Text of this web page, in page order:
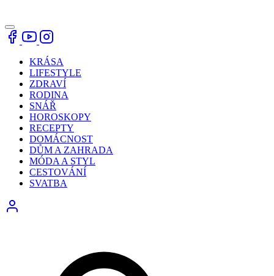
KRÁSA
LIFESTYLE
ZDRAVÍ
RODINA
SNÁŘ
HOROSKOPY
RECEPTY
DOMÁCNOST
DŮM A ZAHRADA
MÓDA A STYL
CESTOVÁNÍ
SVATBA